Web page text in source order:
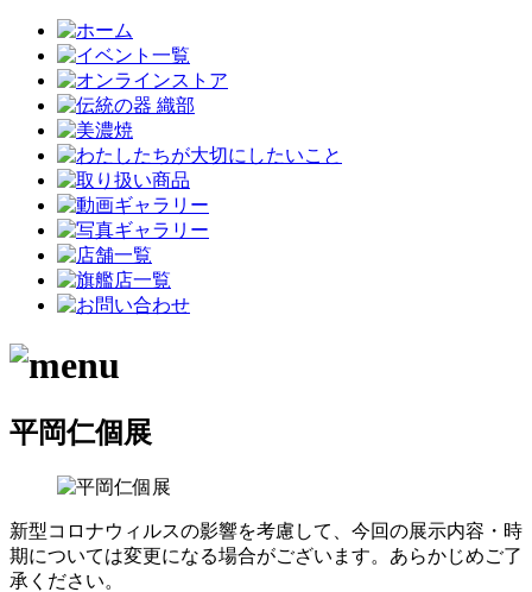
平岡仁個展
新型コロナウィルスの影響を考慮して、今回の展示内容・時
期については変更になる場合がございます。あらかじめご了
承ください。